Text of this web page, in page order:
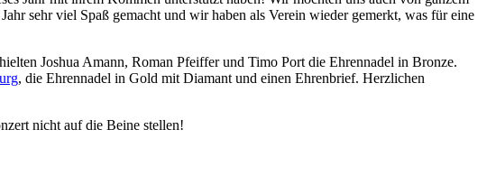
Jahr sehr viel Spaß gemacht und wir haben als Verein wieder gemerkt, was für eine
Joshua Amann, Roman Pfeiffer und Timo Port die Ehrennadel in Bronze.
, die Ehrennadel in Gold mit Diamant und einen Ehrenbrief. Herzlichen
nicht auf die Beine stellen!